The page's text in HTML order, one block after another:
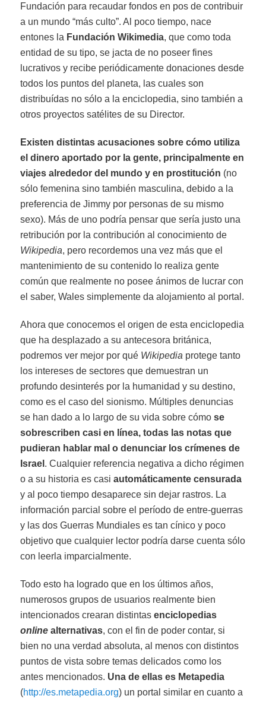
Fundación para recaudar fondos en pos de contribuir
a un mundo “más culto”. Al poco tiempo, nace
entones la Fundación Wikimedia, que como toda
entidad de su tipo, se jacta de no poseer fines
lucrativos y recibe periódicamente donaciones desde
todos los puntos del planeta, las cuales son
distribuídas no sólo a la enciclopedia, sino también a
otros proyectos satélites de su Director.
Existen distintas acusaciones sobre cómo utiliza
el dinero aportado por la gente, principalmente en
viajes alrededor del mundo y en prostitución (no
sólo femenina sino también masculina, debido a la
preferencia de Jimmy por personas de su mismo
sexo). Más de uno podría pensar que sería justo una
retribución por la contribución al conocimiento de
Wikipedia, pero recordemos una vez más que el
mantenimiento de su contenido lo realiza gente
común que realmente no posee ánimos de lucrar con
el saber, Wales simplemente da alojamiento al portal.
Ahora que conocemos el origen de esta enciclopedia
que ha desplazado a su antecesora británica,
podremos ver mejor por qué Wikipedia protege tanto
los intereses de sectores que demuestran un
profundo desinterés por la humanidad y su destino,
como es el caso del sionismo. Múltiples denuncias
se han dado a lo largo de su vida sobre cómose
sobrescriben casi en línea, todas las notas que
pudieran hablar mal o denunciar los crímenes de
Israel . Cualquier referencia negativa a dicho régimen
o a su historia es casiautomáticamente censurada
y al poco tiempo desaparece sin dejar rastros. La
información parcial sobre el período de entre-guerras
y las dos Guerras Mundiales es tan cínico y poco
objetivo que cualquier lector podría darse cuenta sólo
con leerla imparcialmente.
Todo esto ha logrado que en los últimos años,
numerosos grupos de usuarios realmente bien
intencionados crearan distintasenciclopedias
onlinealternativas, con el fin de poder contar, si
bien no una verdad absoluta, al menos con distintos
puntos de vista sobre temas delicados como los
antes mencionados. Una de ellas es Metapedia
(http://es.metapedia.org) un portal similar en cuanto a